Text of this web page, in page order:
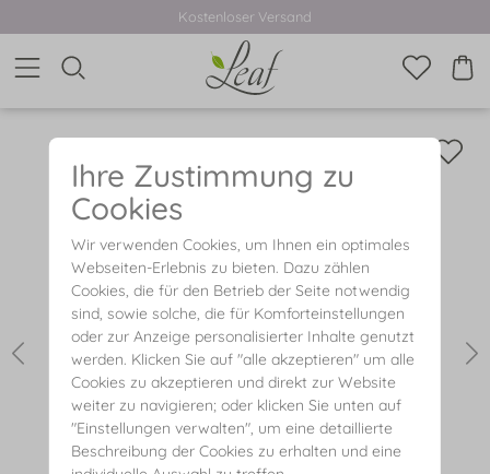
Kostenloser Versand
Ihre Zustimmung zu
Cookies
Wir verwenden Cookies, um Ihnen ein optimales
Webseiten-Erlebnis zu bieten. Dazu zählen
Cookies, die für den Betrieb der Seite notwendig
sind, sowie solche, die für Komforteinstellungen
oder zur Anzeige personalisierter Inhalte genutzt
werden. Klicken Sie auf "alle akzeptieren" um alle
Cookies zu akzeptieren und direkt zur Website
weiter zu navigieren; oder klicken Sie unten auf
"Einstellungen verwalten", um eine detaillierte
Beschreibung der Cookies zu erhalten und eine